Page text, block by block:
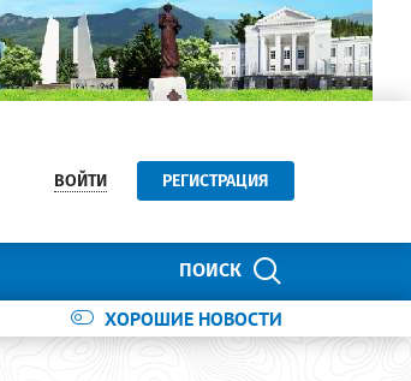
ВОЙТИ РЕГИСТРАЦИЯ
ПОИСК
ХОРОШИЕ НОВОСТИ